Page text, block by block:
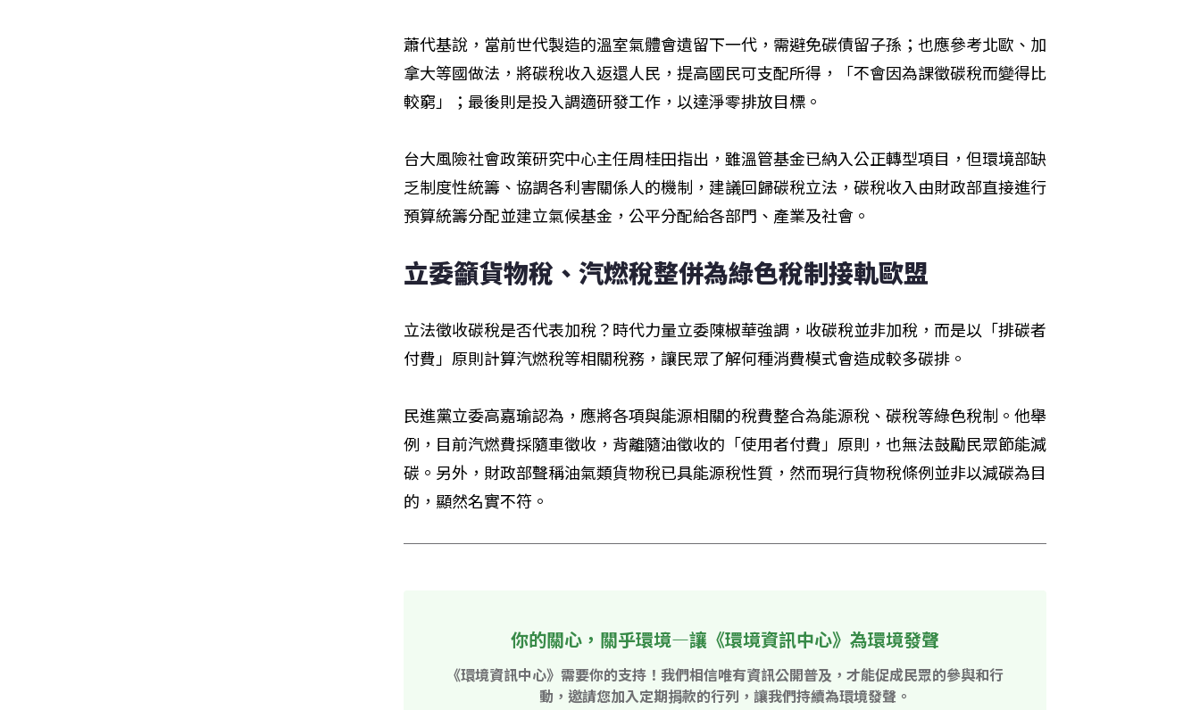
蕭代基說，當前世代製造的溫室氣體會遺留下一代，需避免碳債留子孫；也應參考北歐、加
拿大等國做法，將碳稅收入返還人民，提高國民可支配所得，「不會因為課徵碳稅而變得比
較窮」；最後則是投入調適研發工作，以達淨零排放目標。
台大風險社會政策研究中心主任周桂田指出，雖溫管基金已納入公正轉型項目，但環境部缺
乏制度性統籌、協調各利害關係人的機制，建議回歸碳稅立法，碳稅收入由財政部直接進行
預算統籌分配並建立氣候基金，公平分配給各部門、產業及社會。
立委籲貨物稅、汽燃稅整併為綠色稅制接軌歐盟
立法徵收碳稅是否代表加稅？時代力量立委陳椒華強調，收碳稅並非加稅，而是以「排碳者
付費」原則計算汽燃稅等相關稅務，讓民眾了解何種消費模式會造成較多碳排。
民進黨立委高嘉瑜認為，應將各項與能源相關的稅費整合為能源稅、碳稅等綠色稅制。他舉
例，目前汽燃費採隨車徵收，背離隨油徵收的「使用者付費」原則，也無法鼓勵民眾節能減
碳。另外，財政部聲稱油氣類貨物稅已具能源稅性質，然而現行貨物稅條例並非以減碳為目
的，顯然名實不符。
你的關心，關乎環境—讓《環境資訊中心》為環境發聲
《環境資訊中心》需要你的支持！我們相信唯有資訊公開普及，才能促成民眾的參與和行
動，邀請您加入定期捐款的行列，讓我們持續為環境發聲。